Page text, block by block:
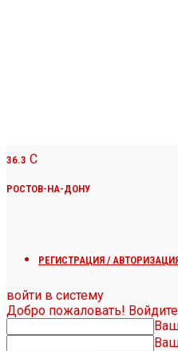
36.3 C
РОСТОВ-НА-ДОНУ
РЕГИСТРАЦИЯ /
войти в систему
Добро пожаловать!